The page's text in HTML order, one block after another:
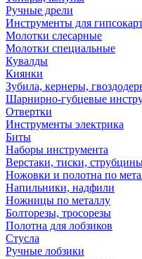
Ручные дрели
Инструменты для
Молотки слесарные
Молотки специальные
Кувалды
Киянки
Зубила, кернеры,
Шарнирно-губцевые
Отвертки
Инструменты электрика
Биты
Наборы инструмента
Верстаки, тиски,
Ножовки и полотна по
Напильники, надфили
Ножницы по металлу
Болторезы, тросорезы
Полотна для лобзиков
Стусла
Ручные лобзики